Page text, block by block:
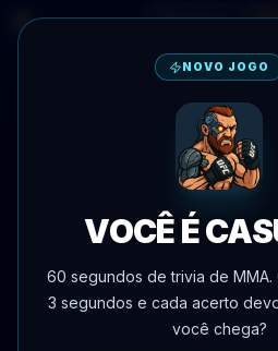
🎮 Fantasy 📅
Voltar às notícias
Anúncio de
Ivan Shtyrkov vs.
Combate de
para RCC 25
Por
NOVO JOGO
VOCÊ É
60 segundos de trivia de MMA.
3 segundos e cada acerto
você chega?